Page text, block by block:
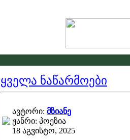
ყველა ნაწარმოები
ავტორი: მზიანე
ჟანრი: პოეზია
18 აგვისტო, 2025